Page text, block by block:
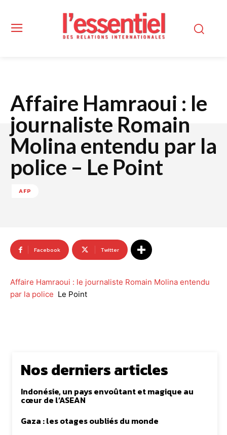
Affaire Hamraoui : le
journaliste Romain
Molina entendu par la
police – Le Point
AFP
Facebook Twitter
Affaire Hamraoui : le journaliste Romain Molina entendu
par la police Le Point
Nos derniers articles
Indonésie, un pays envoûtant et magique au
cœur de l’ASEAN
Gaza : les otages oubliés du monde